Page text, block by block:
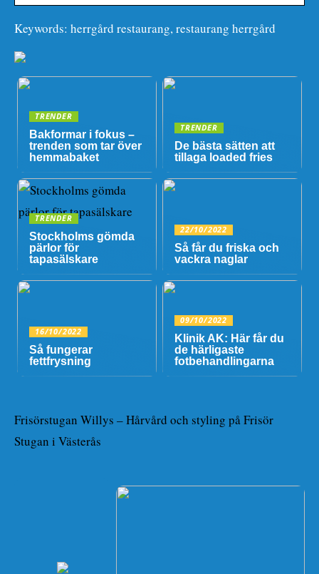
Keywords: herrgård restaurang, restaurang herrgård
TRENDER
Bakformar i fokus –
trenden som tar över
hemmabaket
TRENDER
De bästa sätten att
tillaga loaded fries
TRENDER
Stockholms gömda
pärlor för
tapasälskare
22/10/2022
Så får du friska och
vackra naglar
16/10/2022
Så fungerar
fettfrysning
09/10/2022
Klinik AK: Här får du
de härligaste
fotbehandlingarna
Frisörstugan Willys – Hårvård och styling på Frisör
Stugan i Västerås